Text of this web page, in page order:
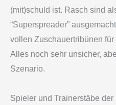
(mit)schuld ist. Rasch sind
“Superspreader”
vollen Zuschauertribünen
Alles noch sehr unsicher,
Szenario.
Spieler und Trainerstäbe